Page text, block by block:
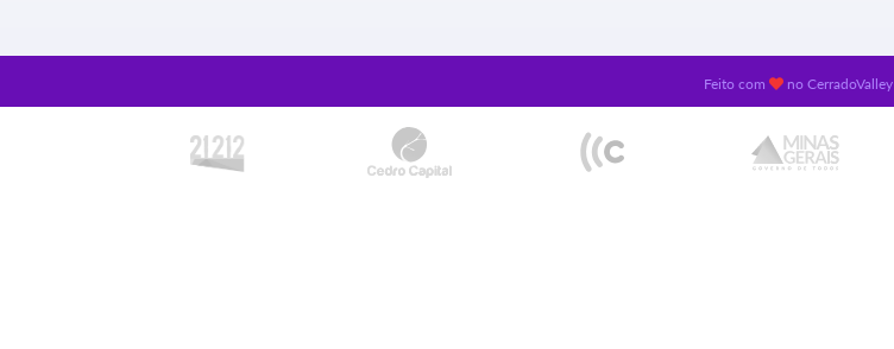
Feito com noCerradoValley